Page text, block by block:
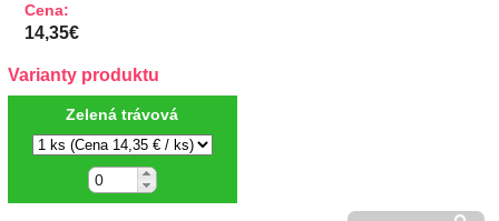
Gombíky
Guma
Hobby
Ihly a špendlíky
Cena:
14,35€
Varianty produktu
Zelená trávová